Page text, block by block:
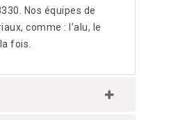
Nos équipes de
comme : l’alu, le
fois.